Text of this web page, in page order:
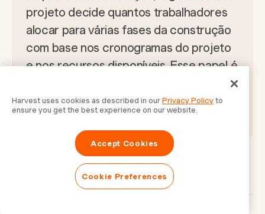
projeto decide quantos trabalhadores
alocar para várias fases da construção
com base nos cronogramas do projeto
e nos recursos disponíveis. Esse papel é
vital para garantir que os projetos sejam
concluídos de forma eficiente e dentro
do orçamento.
Harvest uses cookies as described in ourPrivacy Policyto
ensure you get the best experience on our website.
Accept Cookies
Cookie Preferences